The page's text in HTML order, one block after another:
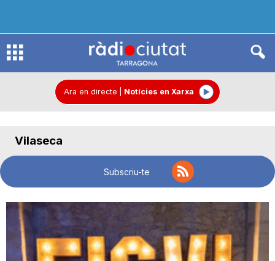
R
C
Ara en directe Notícies en Xarxa
Vilaseca
Subscriu-te